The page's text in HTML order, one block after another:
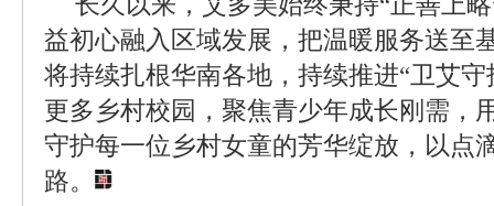
益初心融入区域发展，把温暖服务送至
将持续扎根华南各地，持续推进“卫艾
更多乡村校园，聚焦青少年成长刚需，
守护每一位乡村女童的芳华绽放，以点
路。